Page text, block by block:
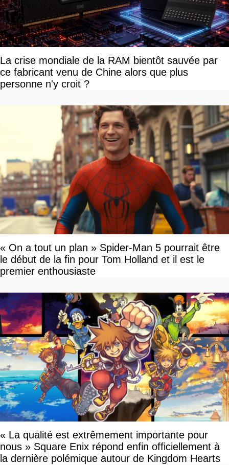
La crise mondiale de la RAM bientôt sauvée par
ce fabricant venu de Chine alors que plus
personne n'y croit ?
« On a tout un plan » Spider-Man 5 pourrait être
le début de la fin pour Tom Holland et il est le
premier enthousiaste
« La qualité est extrêmement importante pour
nous » Square Enix répond enfin officiellement à
la dernière polémique autour de Kingdom Hearts